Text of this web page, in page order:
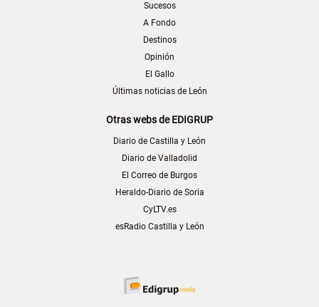
Sucesos
A Fondo
Destinos
Opinión
El Gallo
Últimas noticias de León
Otras webs de EDIGRUP
Diario de Castilla y León
Diario de Valladolid
El Correo de Burgos
Heraldo-Diario de Soria
CyLTV.es
esRadio Castilla y León